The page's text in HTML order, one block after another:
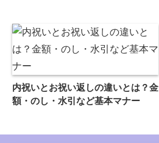
内祝いとお祝い返しの違いとは？金
額・のし・水引など基本マナー